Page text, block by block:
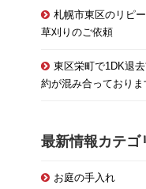
札幌市東区のリピ
草刈りのご依頼
東区栄町で1DK退
約が混み合っておりま
最新情報カテゴ
お庭の手入れ